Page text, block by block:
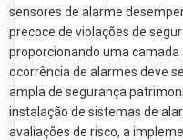
sensores de alarme
precoce de violações de
proporcionando uma camada
ocorrência de alarmes deve
ampla de segurança
instalação de sistemas de
avaliações de risco, a